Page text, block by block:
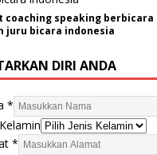
coaching speaking berbicara
juru bicara indonesia
DIRI ANDA
*
*